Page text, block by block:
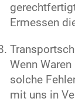
Ermessen
Wenn
solche
mit uns in